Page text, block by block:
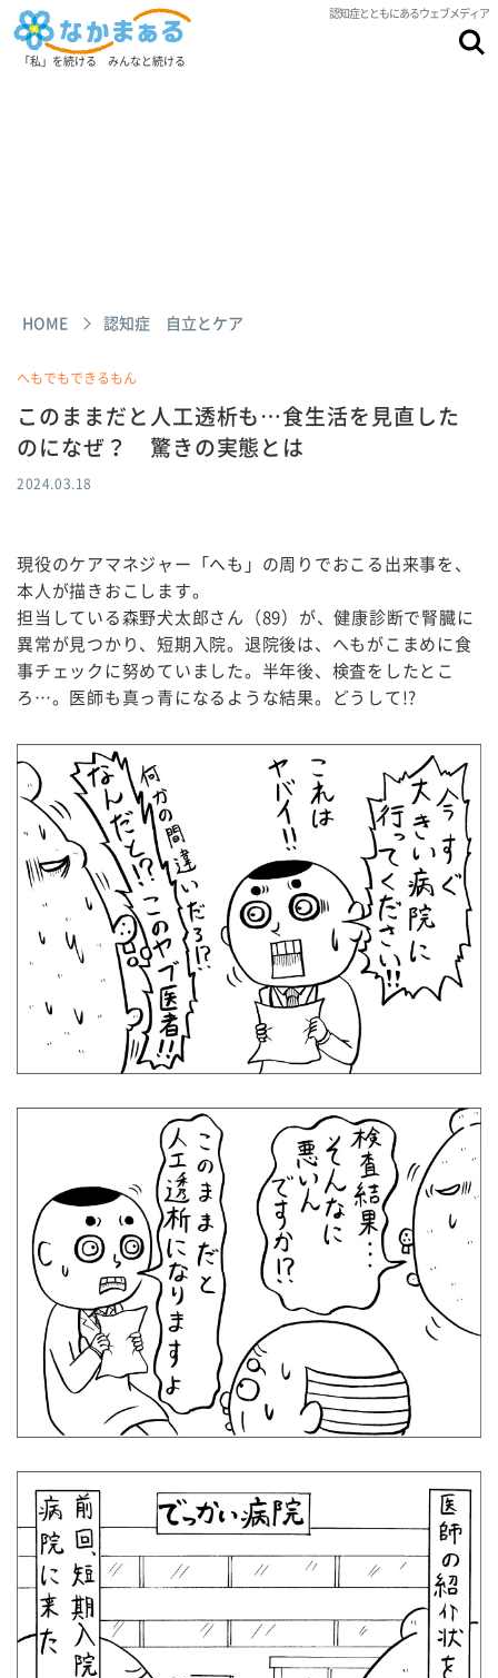
認知症とともにあるウェブメディア
「私」を続ける みんなと続ける
HOME 認知症 自立とケア
へもでもできるもん
このままだと人工透析も…食生活を見直した
のになぜ？ 驚きの実態とは
2024.03.18
現役のケアマネジャー「へも」の周りでおこる出来事を、
本人が描きおこします。
担当している森野犬太郎さん（89）が、健康診断で腎臓に
異常が見つかり、短期入院。退院後は、へもがこまめに食
事チェックに努めていました。半年後、検査をしたとこ
ろ…。医師も真っ青になるような結果。どうして!?